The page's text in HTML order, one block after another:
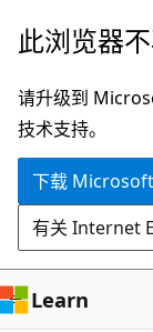
跳
主
要
内
此浏览器
请升级到
技术支持。
下载
有关 Internet
Learn